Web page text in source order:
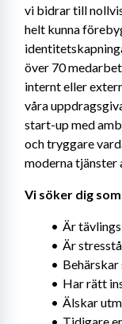
vi bidrar till
helt kunna
över 70
internt eller
våra
start-up med
och tryggare
moderna tjänster
Vi söker dig som
Är
Är
Har rätt
Älskar